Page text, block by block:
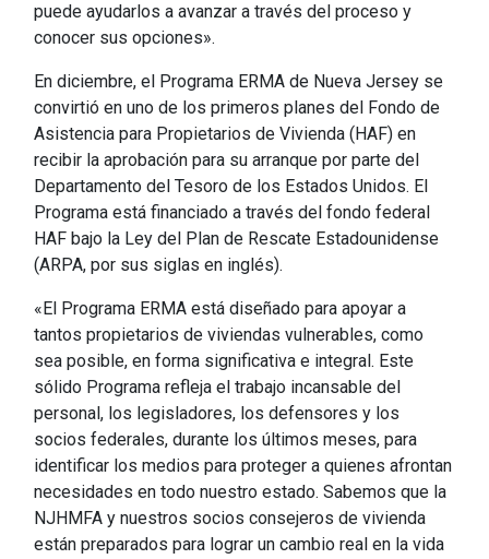
puede ayudarlos a avanzar a través del proceso y
conocer sus opciones».
En diciembre, el Programa ERMA de Nueva Jersey se
convirtió en uno de los primeros planes del Fondo de
Asistencia para Propietarios de Vivienda (HAF) en
recibir la aprobación para su arranque por parte del
Departamento del Tesoro de los Estados Unidos. El
Programa está financiado a través del fondo federal
HAF bajo la Ley del Plan de Rescate Estadounidense
(ARPA, por sus siglas en inglés).
«El Programa ERMA está diseñado para apoyar a
tantos propietarios de viviendas vulnerables, como
sea posible, en forma significativa e integral. Este
sólido Programa refleja el trabajo incansable del
personal, los legisladores, los defensores y los
socios federales, durante los últimos meses, para
identificar los medios para proteger a quienes afrontan
necesidades en todo nuestro estado. Sabemos que la
NJHMFA y nuestros socios consejeros de vivienda
están preparados para lograr un cambio real en la vida